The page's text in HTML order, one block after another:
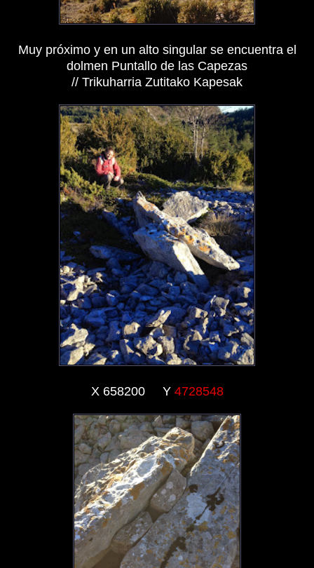
Muy próximo y en un alto singular se encuentra el
dolmen Puntallo de las Capezas
// Trikuharria Zutitako Kapesak
X 658200 Y 4728548